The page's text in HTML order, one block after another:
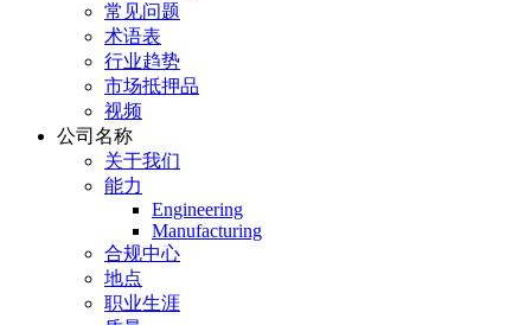
常见问题
术语表
行业趋势
市场抵押品
视频
公司名称
关于我们
能力
Engineering
Manufacturing
合规中心
地点
职业生涯